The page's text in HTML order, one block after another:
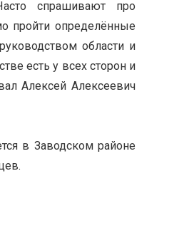
спрашивают про
пройти определённые
области и
есть у всех сторон и
Алексей Алексеевич
в Заводском районе